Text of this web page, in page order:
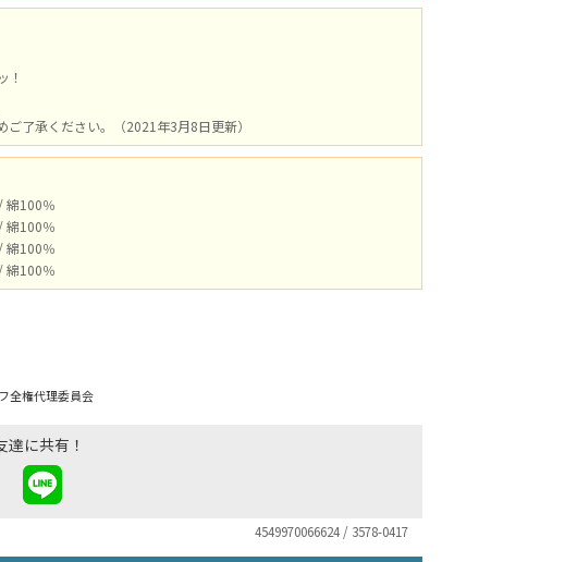
！
了承ください。（2021年3月8日更新）
綿100％
綿100％
綿100％
綿100％
全権代理委員会
達に共有！
4549970066624 / 3578-0417